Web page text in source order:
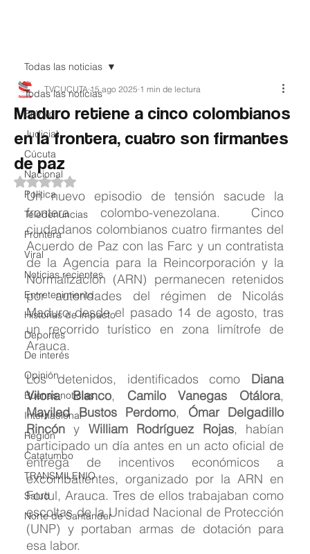
Todas las noticias
EnVivo
Judicial
Cúcuta
Nacional
Política
Teledenuncias
Frontera
Viral
Noticias recientes
Entretenimiento
Historias de impacto
Deportes
De interés
Opinión
Buenas noticias
Internacional
Region
Catatumbo
TRANSMILENIO
Salud
Norte de Santander
Todas las noticias
Maduro retiene a cinco colombianos
en la frontera, cuatro son firmantes
de paz
TVCUCUTA 15 ago 2025 1 min de lectura
Obtuvo NaN de 5 estrellas.
Un nuevo episodio de tensión sacude la
frontera colombo-venezolana. Cinco
ciudadanos colombianos cuatro firmantes del
Acuerdo de Paz con las Farc y un contratista
de la Agencia para la Reincorporación y la
Normalización (ARN) permanecen retenidos
por autoridades del régimen de Nicolás
Maduro desde el pasado 14 de agosto, tras
un recorrido turístico en zona limítrofe de
Arauca.
Los detenidos, identificados como Diana
Viloria Blanco, Camilo Vanegas Otálora
Mayiled Bustos Perdomo, Ómar Delgadillo
Rincón y William Rodríguez Rojas, habían
participado un día antes en un acto oficial de
entrega de incentivos económicos a
excombatientes, organizado por la ARN en
Fortul, Arauca. Tres de ellos trabajaban como
escoltas de la Unidad Nacional de Protección
(UNP) y portaban armas de dotación para
esa labor.